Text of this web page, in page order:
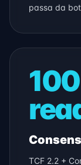
passa da
TCF 2.2 +